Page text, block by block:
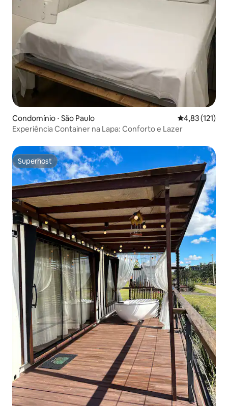
Condomínio ⋅ São Paulo 4,83 de uma
4,83 (121)
Experiência Container na Lapa: Conforto e Lazer
Superhost
Superhost